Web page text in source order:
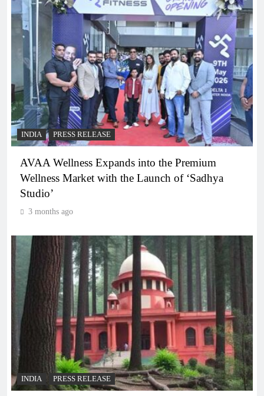
INDIA PRESS RELEASE
AVAA Wellness Expands into the Premium
Wellness Market with the Launch of ‘Sadhya
Studio’
3 months ago
INDIA PRESS RELEASE